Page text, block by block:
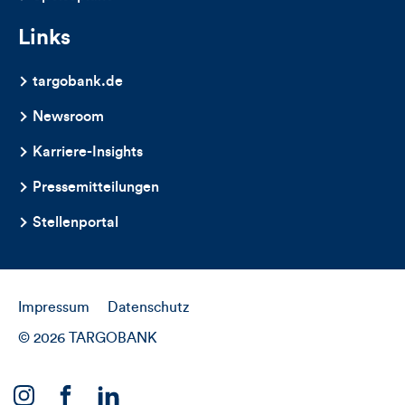
Links
targobank.de
Newsroom
Karriere-Insights
Pressemitteilungen
Stellenportal
Impressum Datenschutz
© 2026 TARGOBANK